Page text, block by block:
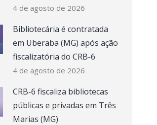
4 de agosto de 2026
Bibliotecária é contratada
em Uberaba (MG) após ação
fiscalizatória do CRB-6
4 de agosto de 2026
CRB-6 fiscaliza bibliotecas
públicas e privadas em Três
Marias (MG)